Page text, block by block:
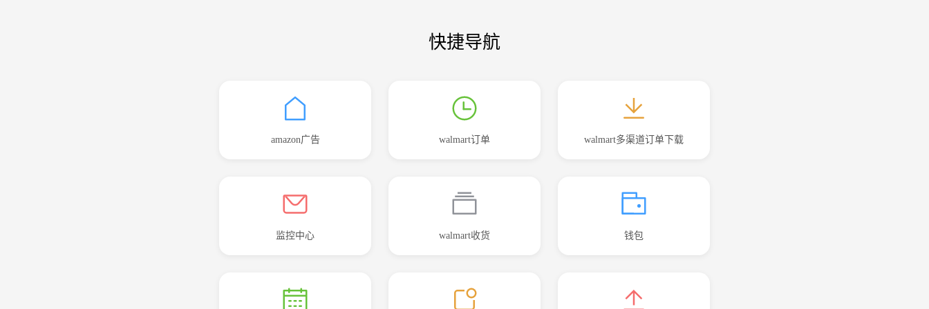
快捷导航
amazon广告 walmart订单 walmart多渠道订单下载
监控中心 walmart收货 钱包